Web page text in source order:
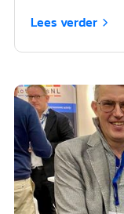
Lees verder 